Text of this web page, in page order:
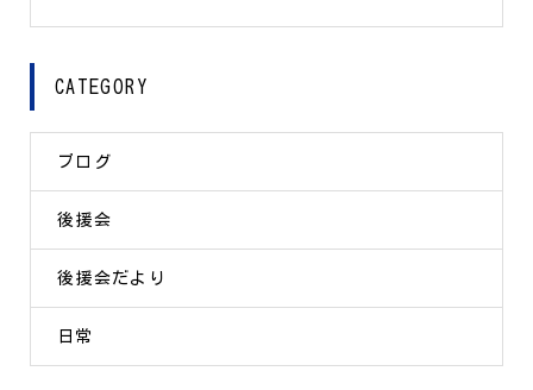
CATEGORY
ブログ
後援会
後援会だより
日常